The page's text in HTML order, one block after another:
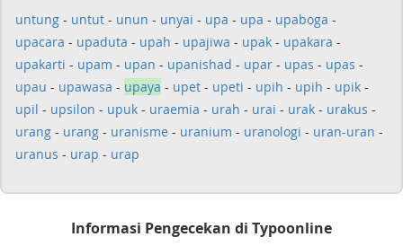
untung - untut - unun - unyai - upa - upa - upaboga -
upacara - upaduta - upah - upajiwa - upak - upakara -
upakarti - upam - upan - upanishad - upar - upas - upas -
upau - upawasa - upaya - upet - upeti - upih - upih - upik -
upil - upsilon - upuk - uraemia - urah - urai - urak - urakus -
urang - urang - uranisme - uranium - uranologi - uran-uran -
uranus - urap - urap
Informasi Pengecekan di Typoonline